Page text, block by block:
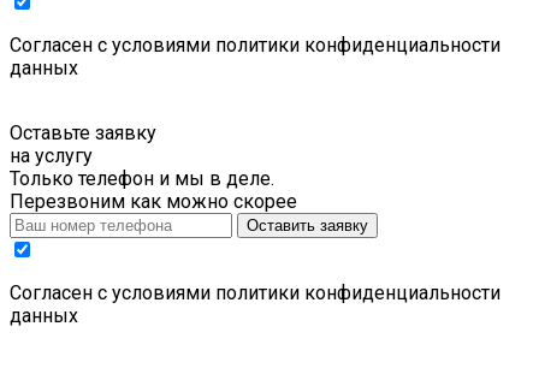
Cогласен с условиями политики конфиденциальности
данных
Оставьте заявку
на услугу
Только телефон и мы в деле.
Перезвоним как можно скорее
Оставить заявку
Cогласен с условиями политики конфиденциальности
данных